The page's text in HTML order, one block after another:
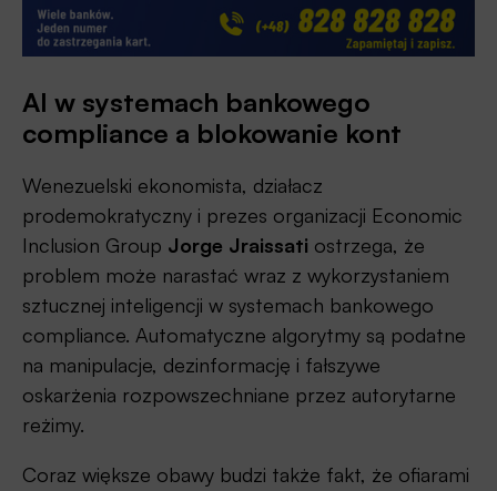
AI w systemach bankowego
compliance a blokowanie kont
Wenezuelski ekonomista, działacz
prodemokratyczny i prezes organizacji Economic
Inclusion Group Jorge Jraissati ostrzega, że
problem może narastać wraz z wykorzystaniem
sztucznej inteligencji w systemach bankowego
compliance. Automatyczne algorytmy są podatne
na manipulacje, dezinformację i fałszywe
oskarżenia rozpowszechniane przez autorytarne
reżimy.
Coraz większe obawy budzi także fakt, że ofiarami